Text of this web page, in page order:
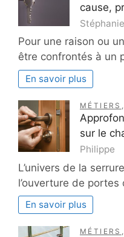
cause,
Stéphanie
Pour une raison ou
être confrontés à un
En savoir plus
MÉTIERS ,
sur le
Philippe
L’univers de la
l’ouverture de
En savoir plus
MÉTIERS ,